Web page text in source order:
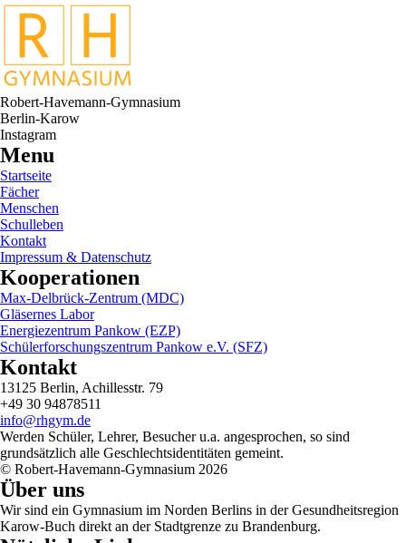
Robert-Havemann-Gymnasium
Berlin-Karow
Instagram
Menu
Startseite
Fächer
Menschen
Schulleben
Kontakt
Impressum & Datenschutz
Kooperationen
Max-Delbrück-Zentrum (MDC)
Gläsernes Labor
Energiezentrum Pankow (EZP)
Schülerforschungszentrum Pankow e.V. (SFZ)
Kontakt
13125 Berlin, Achillesstr. 79
+49 30 94878511
info@rhgym.de
Werden Schüler, Lehrer, Besucher u.a. angesprochen, so sind
grundsätzlich alle Geschlechtsidentitäten gemeint.
© Robert-Havemann-Gymnasium 2026
Über uns
Wir sind ein Gymnasium im Norden Berlins in der Gesundheitsregion
Karow-Buch direkt an der Stadtgrenze zu Brandenburg.